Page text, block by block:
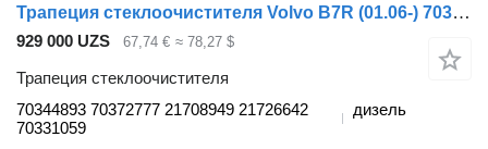
Трапеция стеклоочистителя Volvo B7R (01.06-) 70344893 для автобуса Volvo B7, B8, B9, B12 bus (2005-)
929 000 UZS 67,74 € ≈ 78,27 $
Трапеция стеклоочистителя
70344893 70372777 21708949 21726642
70331059
дизель